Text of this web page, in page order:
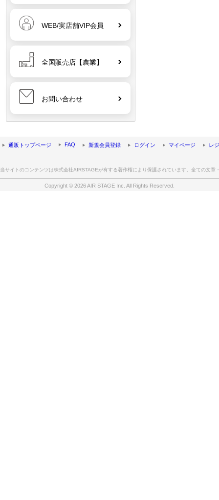
WEB/実店舗VIP会員
全国販売店【農業】
お問い合わせ
通販トップページ FAQ 新規会員登録 ログイン マイページ レ
当サイトのコンテンツは株式会社AIRSTAGEが有する著作権により保護されています。全ての文
Copyright © 2026 AIR STAGE Inc. All Rights Reserved.